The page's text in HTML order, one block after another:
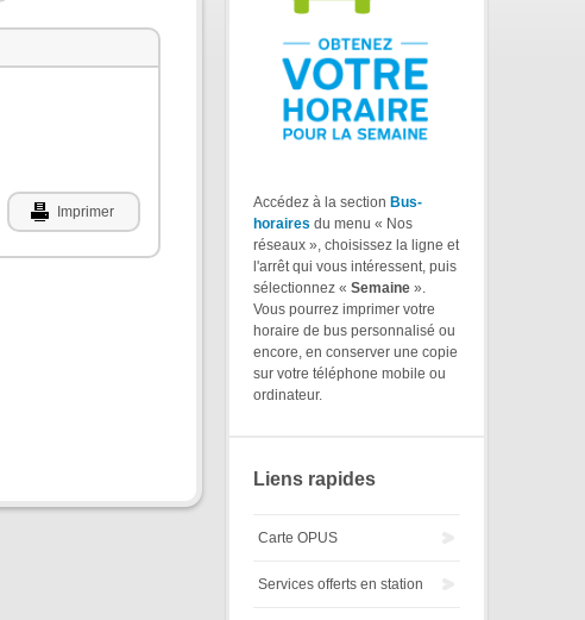
Imprimer
Accédez à la section Bus-
horaires du menu « Nos
réseaux », choisissez la ligne et
l'arrêt qui vous intéressent, puis
sélectionnez « Semaine ».
Vous pourrez imprimer votre
horaire de bus personnalisé ou
encore, en conserver une copie
sur votre téléphone mobile ou
ordinateur.
Liens rapides
Carte OPUS
Services offerts en station